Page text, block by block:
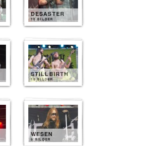
DESASTER
10 BILDER
STILLBIRTH
10 BILDER
WESEN
8 BILDER